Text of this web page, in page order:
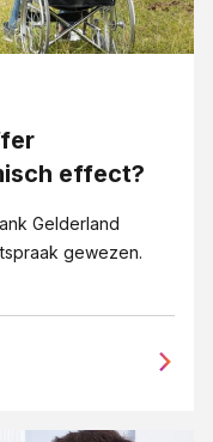
effect?
Gelderland
gewezen.